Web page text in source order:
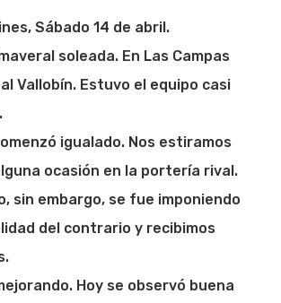
Sábado 14 de abril.
soleada. En Las Campas
Vallobín. Estuvo el equipo casi
igualado. Nos estiramos
ocasión en la portería rival.
sin embargo, se fue imponiendo
del contrario y recibimos
Hoy se observó buena